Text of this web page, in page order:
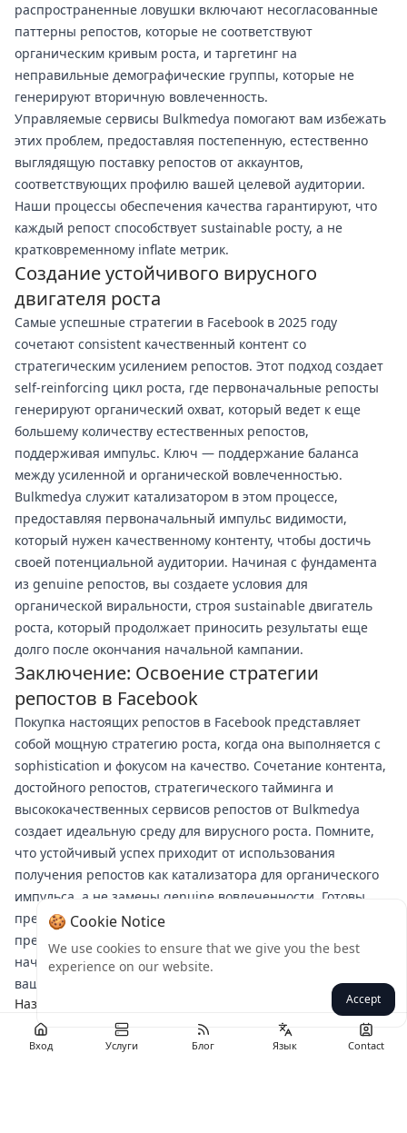
Вход Услуги Блог Язык Contact
распространенные ловушки включают несогласованные
паттерны репостов, которые не соответствуют
органическим кривым роста, и таргетинг на
неправильные демографические группы, которые не
генерируют вторичную вовлеченность.
Управляемые сервисы Bulkmedya помогают вам избежать
этих проблем, предоставляя постепенную, естественно
выглядящую поставку репостов от аккаунтов,
соответствующих профилю вашей целевой аудитории.
Наши процессы обеспечения качества гарантируют, что
каждый репост способствует sustainable росту, а не
кратковременному inflate метрик.
Создание устойчивого вирусного
двигателя роста
Самые успешные стратегии в Facebook в 2025 году
сочетают consistent качественный контент со
стратегическим усилением репостов. Этот подход создает
self-reinforcing цикл роста, где первоначальные репосты
генерируют органический охват, который ведет к еще
большему количеству естественных репостов,
поддерживая импульс. Ключ — поддержание баланса
между усиленной и органической вовлеченностью.
Bulkmedya служит катализатором в этом процессе,
предоставляя первоначальный импульс видимости,
который нужен качественному контенту, чтобы достичь
своей потенциальной аудитории. Начиная с фундамента
из genuine репостов, вы создаете условия для
органической виральности, строя sustainable двигатель
роста, который продолжает приносить результаты еще
долго после окончания начальной кампании.
Заключение: Освоение стратегии
репостов в Facebook
Покупка настоящих репостов в Facebook представляет
собой мощную стратегию роста, когда она выполняется с
sophistication и фокусом на качество. Сочетание контента,
достойного репостов, стратегического тайминга и
высококачественных сервисов репостов от Bulkmedya
создает идеальную среду для вирусного роста. Помните,
что устойчивый успех приходит от использования
получения репостов как катализатора для органического
импульса, а не замены genuine вовлеченности. Готовы
преобразовать ваше присутствие в Facebook? Исследуйте
премиум-сервисы репостов от Bulkmedya сегодня и
начните строить вирусный рост, который заслуживает
ваш контент.
Назад
🍪 Cookie Notice
We use cookies to ensure that we give you the best
experience on our website.
Accept